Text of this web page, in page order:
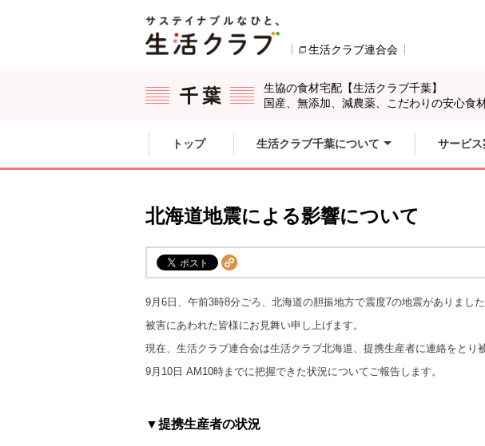
生活クラブ連合会 別のウィンドウ
生協の食材宅配【生活クラブ千葉】
国産、無添加、減農薬、こだわりの安心食
ここからサイト内共通メニューです。
サイト内共通メニューをスキップする
トップ 生活クラブ千葉について サービス
北海道地震による影響について
9月6日、午前3時8分ごろ、北海道の胆振地方で震度7の地震がありました
被害にあわれた皆様にお見舞い申し上げます。
現在、生活クラブ連合会は生活クラブ北海道、提携生産者に連絡をとり
9月10日 AM10時までに把握できた状況についてご報告します。
▼提携生産者の状況